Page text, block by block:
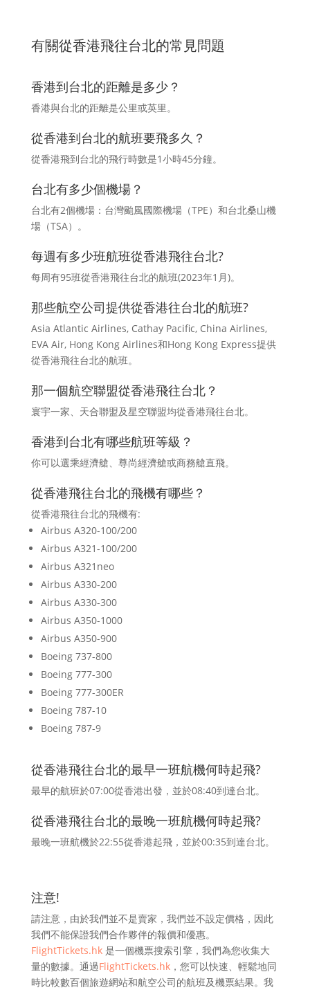
有關從香港飛往台北的常見問題
香港到台北的距離是多少？
香港與台北的距離是公里或英里。
從香港到台北的航班要飛多久？
從香港飛到台北的飛行時數是1小時45分鐘。
台北有多少個機場？
台北有2個機場：台灣颱風國際機場（TPE）和台北桑山機
場（TSA）。
每週有多少班航班從香港飛往台北?
每周有95班從香港飛往台北的航班(2023年1月)。
那些航空公司提供從香港往台北的航班?
Asia Atlantic Airlines, Cathay Pacific, China Airlines,
EVA Air, Hong Kong Airlines和Hong Kong Express提供
從香港飛往台北的航班。
那一個航空聯盟從香港飛往台北？
寰宇一家、天合聯盟及星空聯盟均從香港飛往台北。
香港到台北有哪些航班等級？
你可以選乘經濟艙、尊尚經濟艙或商務艙直飛。
從香港飛往台北的飛機有哪些？
從香港飛往台北的飛機有:
Airbus A320-100/200
Airbus A321-100/200
Airbus A321neo
Airbus A330-200
Airbus A330-300
Airbus A350-1000
Airbus A350-900
Boeing 737-800
Boeing 777-300
Boeing 777-300ER
Boeing 787-10
Boeing 787-9
從香港飛往台北的最早一班航機何時起飛?
最早的航班於07:00從香港出發，並於08:40到達台北。
從香港飛往台北的最晚一班航機何時起飛?
最晚一班航機於22:55從香港起飛，並於00:35到達台北。
注意!
請注意，由於我們並不是賣家，我們並不設定價格，因此
我們不能保證我們合作夥伴的報價和優惠。
FlightTickets.hk是一個機票搜索引擎，我們為您收集大
量的數據。通過FlightTickets.hk，您可以快速、輕鬆地同
時比較數百個旅遊網站和航空公司的航班及機票結果。我